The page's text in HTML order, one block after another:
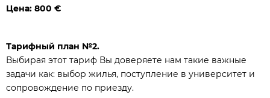
Цена: 800 €
Тарифный план №2.
Выбирая этот тариф Вы доверяете нам такие важные
задачи как: выбор жилья, поступление в университет и
сопровождение по приезду.